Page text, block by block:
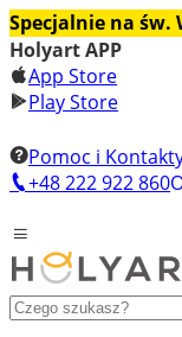
Specjalnie na św.
Holyart APP
App Store
Play Store
Pomoc i
+48 222 922 860